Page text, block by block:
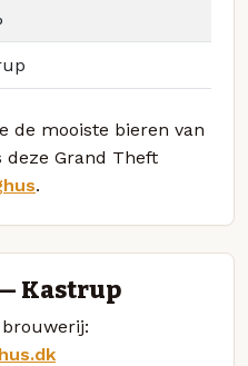
de mooiste bieren van
deze Grand Theft
.
Kastrup